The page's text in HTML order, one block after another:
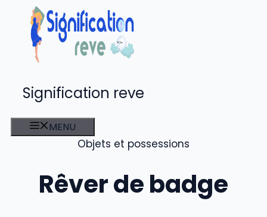
contenu
Signification reve
MENU
Objets et possessions
Rêver de badge